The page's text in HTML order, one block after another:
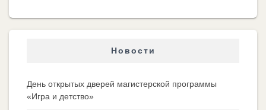
Новости
День открытых дверей магистерской программы
«Игра и детство»